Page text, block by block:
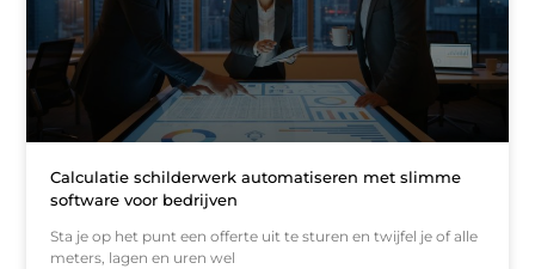
Calculatie schilderwerk automatiseren met slimme
software voor bedrijven
Sta je op het punt een offerte uit te sturen en twijfel je of alle
meters, lagen en uren wel